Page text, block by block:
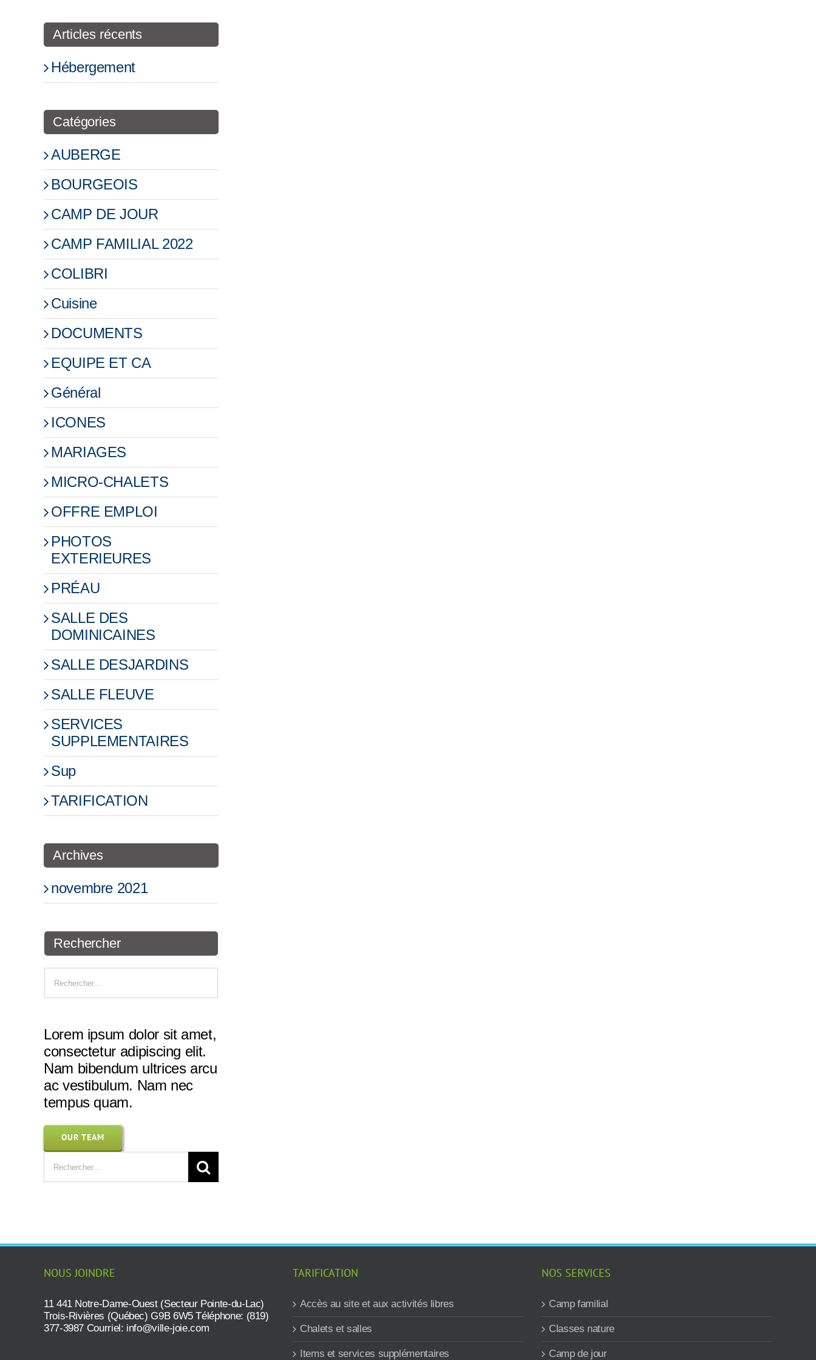
Articles récents
Hébergement
Catégories
AUBERGE
BOURGEOIS
CAMP DE JOUR
CAMP FAMILIAL 2022
COLIBRI
Cuisine
DOCUMENTS
EQUIPE ET CA
Général
ICONES
MARIAGES
MICRO-CHALETS
OFFRE EMPLOI
PHOTOS
EXTERIEURES
PRÉAU
SALLE DES
DOMINICAINES
SALLE DESJARDINS
SALLE FLEUVE
SERVICES
SUPPLEMENTAIRES
Sup
TARIFICATION
Archives
novembre 2021
Rechercher
Lorem ipsum dolor sit amet,
consectetur adipiscing elit.
Nam bibendum ultrices arcu
ac vestibulum. Nam nec
tempus quam.
OUR TEAM
NOUS JOINDRE
11 441 Notre-Dame-Ouest (Secteur Pointe-du-Lac)
Trois-Rivières (Québec) G9B 6W5 Téléphone: (819)
377-3987 Courriel: info@ville-joie.com
TARIFICATION
Accès au site et aux activités libres
Chalets et salles
Items et services supplémentaires
NOS SERVICES
Camp familial
Classes nature
Camp de jour